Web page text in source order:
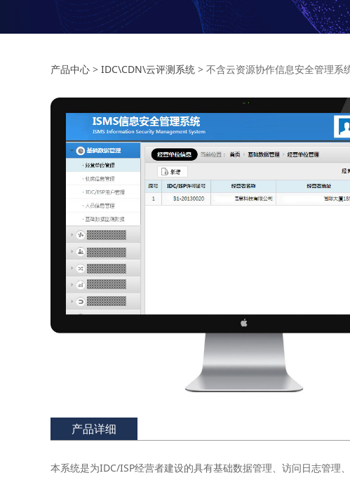
不含云资源协作信息安
产品中心 > IDC\CDN\云评测系统 > 不含云资源协作信息安全管理系
产品详细
本系统是为IDC/ISP经营者建设的具有基础数据管理、访问日志管